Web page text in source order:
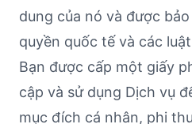
dung của nó và được
quyền quốc tế và các
Bạn được cấp một giấy
cập và sử dụng Dịch vụ
mục đích cá nhân, phi